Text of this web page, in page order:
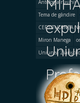
Antologia rușinii
Tema de gândire
CERTITUDINEA
Miron Manega
Uniunea